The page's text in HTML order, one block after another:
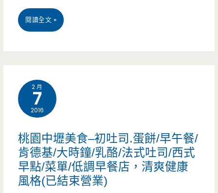
以
區
式
點/
（已
結
束
地
下
式
點/
早
午
桃
食
薦-
隆
德
閱讀全文 »
2 月
7
2016
桃園中壢美食–初吐司.蛋餅/早午餐/
肯德基/大時鐘/乳酪/法式吐司/西式
早點/菜單/低調早餐店，清爽健康
風格(已結束營業)